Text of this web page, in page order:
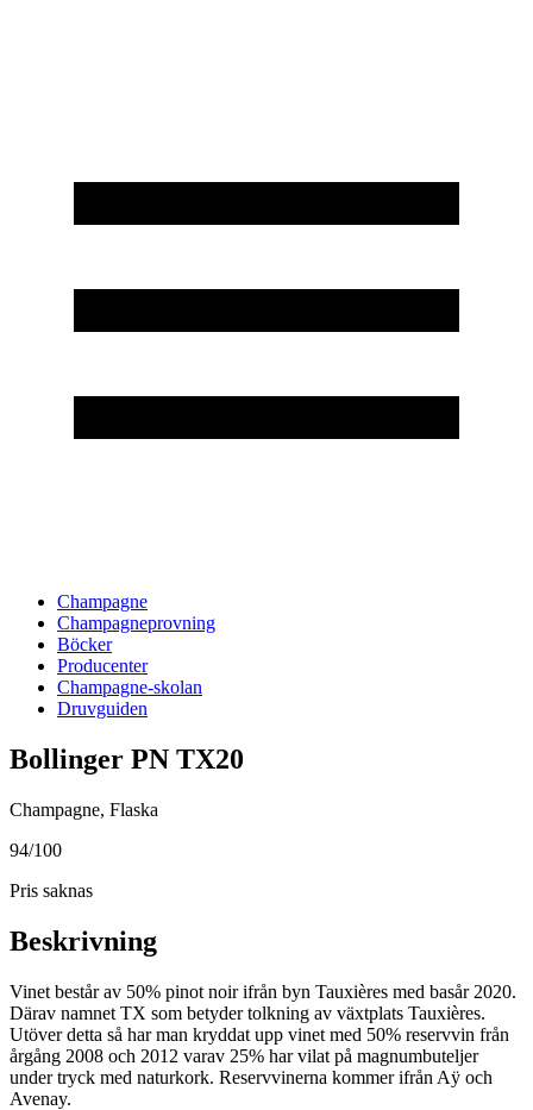
Champagne
Champagneprovning
Böcker
Producenter
Champagne-skolan
Druvguiden
Bollinger PN TX20
Champagne, Flaska
94/100
Pris saknas
Beskrivning
Vinet består av 50% pinot noir ifrån byn Tauxières med basår 2020.
Därav namnet TX som betyder tolkning av växtplats Tauxières.
Utöver detta så har man kryddat upp vinet med 50% reservvin från
årgång 2008 och 2012 varav 25% har vilat på magnumbuteljer
under tryck med naturkork. Reservvinerna kommer ifrån Aÿ och
Avenay.